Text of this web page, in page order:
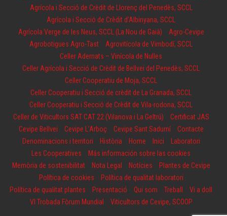
Agrícola i Secció de Crèdit de Llorenç del Penedès, SCCL
Agrícola i Secció de Crèdit d’Albinyana, SCCL
Agrícola Verge de les Neus, SCCL (La Nou de Gaià)
Agro-Cevipe
Agrobotigues Agro-Tast
Agrovitícola de Vimbodí, SCCL
Celler Adernats – Vinícola de Nulles
Celler Agrícola i Secció de Crèdit de Bellvei del Penedès, SCCL
Celler Cooperatiu de Moja, SCCL
Celler Cooperatiu i Secció de crèdit de La Granada, SCCL
Celler Cooperatiu i Secció de Crèdit de Vila-rodona, SCCL
Celler de Viticultors SAT CAT 22 (Vilanova i La Geltrú)
Certificat JAS
Cevipe Bellvei
Cevipe L’Arboç Cevipe Sant Sadurní
Contacte
Denominacions i territori
Història Home Inici
Laboratori
Les Cooperatives
Más información sobre las cookies
Memòria de sostenibilitat
Nota Legal Notícies
Plantes de Cevipe
Política de cookies
Política de qualitat laboratori
Política de qualitat plantes
Presentació Qui som Treball
Vi a doll
VI Trobada Fòrum Mundial
Viticultors de Cevipe, SCOOP